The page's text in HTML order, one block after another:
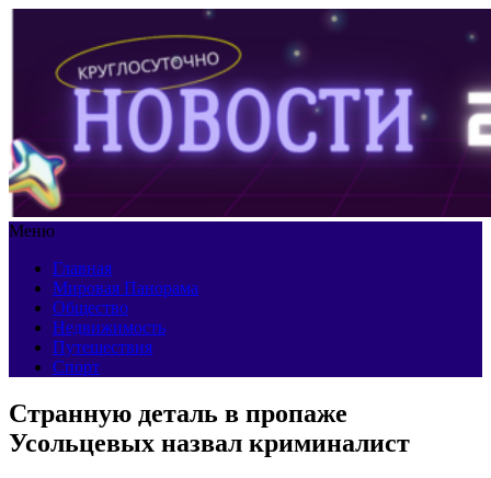
Меню
Главная
Мировая Панорама
Общество
Недвижимость
Путешествия
Спорт
Странную деталь в пропаже
Усольцевых назвал криминалист